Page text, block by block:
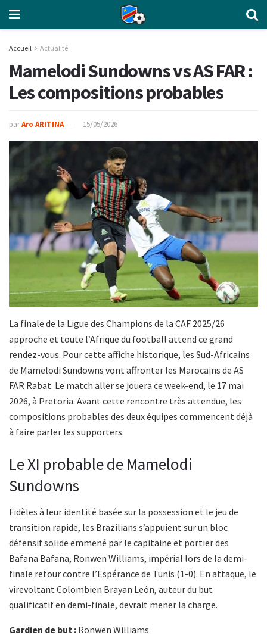
Accueil Actualité
Mamelodi Sundowns vs AS FAR :
Les compositions probables
parAro ARITINA 15/05/2026
La finale de la Ligue des Champions de la CAF 2025/26
approche et toute l’Afrique du football attend ce grand
rendez-vous. Pour cette affiche historique, les Sud-Africains
de Mamelodi Sundowns vont affronter les Marocains de AS
FAR Rabat. Le match aller se jouera ce week-end, le 17 mai
2026, à Pretoria. Avant cette rencontre très attendue, les
compositions probables des deux équipes commencent déjà
à faire parler les supporters.
Le XI probable de Mamelodi
Sundowns
Fidèles à leur identité basée sur la possession et le jeu de
transition rapide, les Brazilians s’appuient sur un bloc
défensif solide emmené par le capitaine et portier des
Bafana Bafana, Ronwen Williams, impérial lors de la demi-
finale retour contre l’Espérance de Tunis (1-0). En attaque, le
virevoltant Colombien Brayan León, auteur du but
qualificatif en demi-finale, devrait mener la charge.
Gardien de but : Ronwen Williams